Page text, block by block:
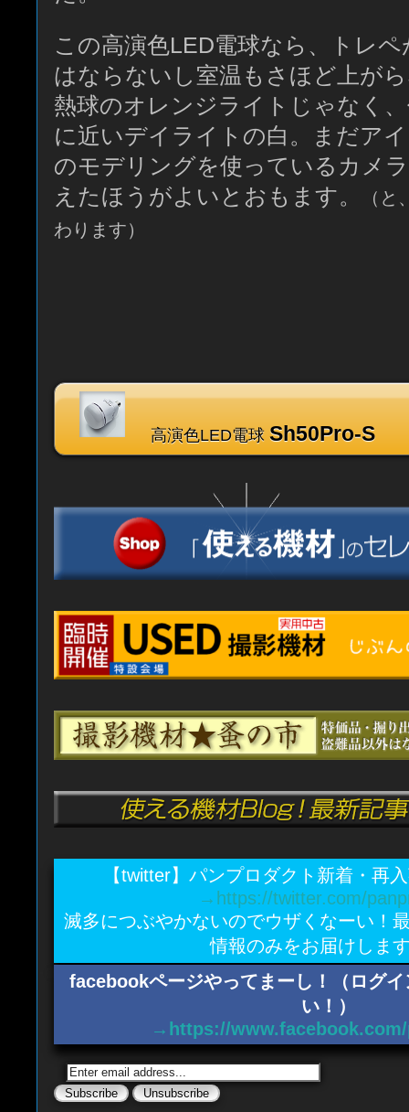
この高演色LED電球なら、トレ
はならないし室温もさほど上が
熱球のオレンジライトじゃなく
に近いデイライトの白。まだア
のモデリングを使っているカメ
えたほうがよいとおもます。
（
わります）
高演色LED電球 Sh50Pro-S
【twitter】パンプロダクト新着・再
→https://twitter.com/
滅多につぶやかないのでウザくなーい！
情報のみをお届けしま
facebookページやってまーし！（ログ
い！）
→https://